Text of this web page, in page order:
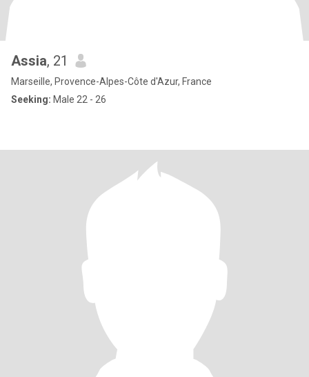
Assia, 21
Marseille, Provence-Alpes-Côte d'Azur, France
Seeking: Male 22 - 26